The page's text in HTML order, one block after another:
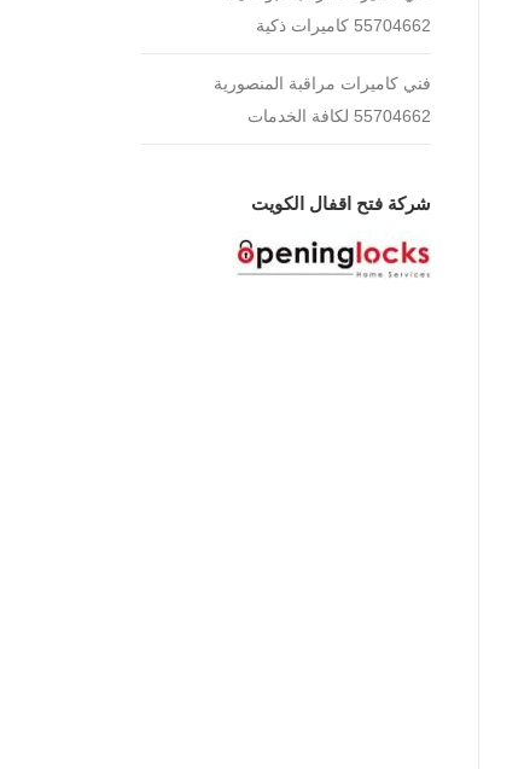
55704662 كاميرات ذكية
فني كاميرات مراقبة المنصورية
55704662 لكافة الخدمات
شركة فتح اقفال الكويت